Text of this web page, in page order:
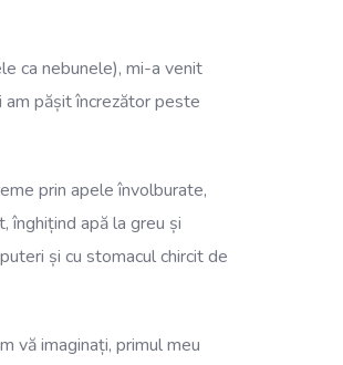
ca nebunele), mi-a venit
am pășit încrezător peste
prin apele învolburate,
înghițind apă la greu și
și cu stomacul chircit de
vă imaginați, primul meu